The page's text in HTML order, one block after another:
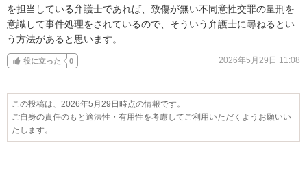
を担当している弁護士であれば、致傷が無い不同意性交罪の量刑を
意識して事件処理をされているので、そういう弁護士に尋ねるとい
う方法があると思います。
役に立った 0 2026年5月29日 11:08
この投稿は、2026年5月29日時点の情報です。
ご自身の責任のもと適法性・有用性を考慮してご利用いただくようお願いい
たします。